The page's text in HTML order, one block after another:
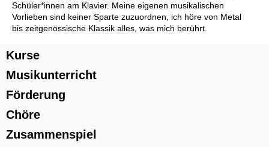
Jugendmusik Rüti Bubikon
Jugendmusik Wetzikon
MZO Bigband
Perkussionsgruppe
Ensembles/Kammermusik
Gitarrenensemble
Schüler*innen am Klavier. Meine eigenen musikalischen
Vorlieben sind keiner Sparte zuzuordnen, ich höre von Metal
bis zeitgenössische Klassik alles, was mich berührt.
Kurse
Musikunterricht
Förderung
Chöre
Zusammenspiel